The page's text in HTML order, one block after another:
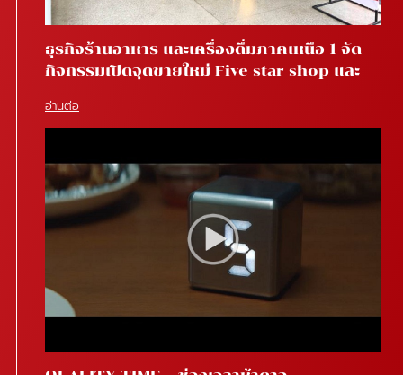
ธุรกิจร้านอาหาร และเครื่องดื่มภาคเหนือ 1 จัด
กิจกรรมเปิดจุดขายใหม่ Five star shop และ
อ่านต่อ